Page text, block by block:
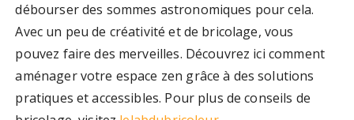
débourser des sommes astronomiques pour cela.
Avec un peu de créativité et de bricolage, vous
pouvez faire des merveilles. Découvrez ici comment
aménager votre espace zen grâce à des solutions
pratiques et accessibles. Pour plus de conseils de